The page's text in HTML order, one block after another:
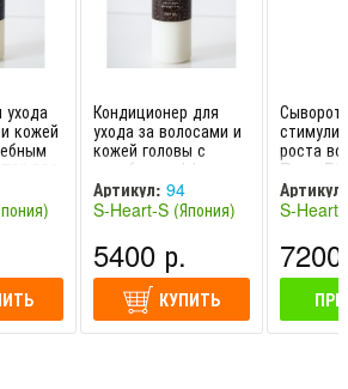
кожей
300
Кондиционер для
ухода за волосами и
кожей головы с
лечебным эффектом
"572" 300 мл
Артикул: 94
S-Heart-S (Япония)
5400 р.
КУПИТЬ
роста
Reve
S
Артикул:
S-Heart-